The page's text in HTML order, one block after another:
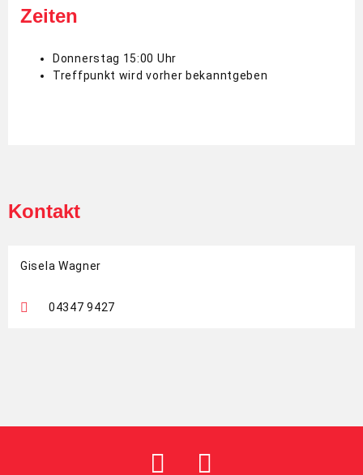
Zeiten
Donnerstag 15:00 Uhr
Treffpunkt wird vorher bekanntgeben
Kontakt
Gisela Wagner
04347 9427